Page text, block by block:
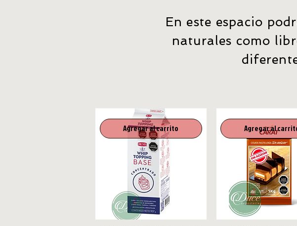
En este espacio
naturales como
Agregar al carrito Agregar al